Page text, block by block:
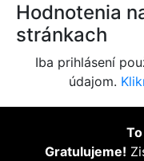
Hodnotenia
stránkach
Iba prihlásení
údajom.
Gratulujeme!